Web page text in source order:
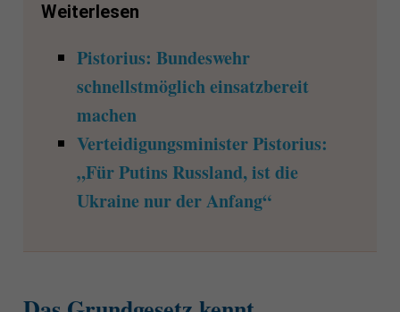
Weiterlesen
Pistorius: Bundeswehr
schnellstmöglich einsatzbereit
machen
Verteidigungsminister Pistorius:
„Für Putins Russland, ist die
Ukraine nur der Anfang“